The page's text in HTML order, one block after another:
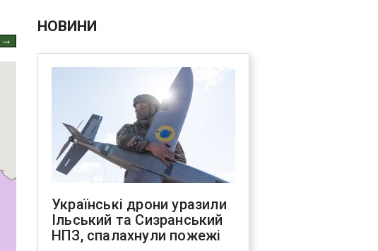
→
НОВИНИ
Українські дрони уразили
Ільський та Сизранський
НПЗ, спалахнули пожежі